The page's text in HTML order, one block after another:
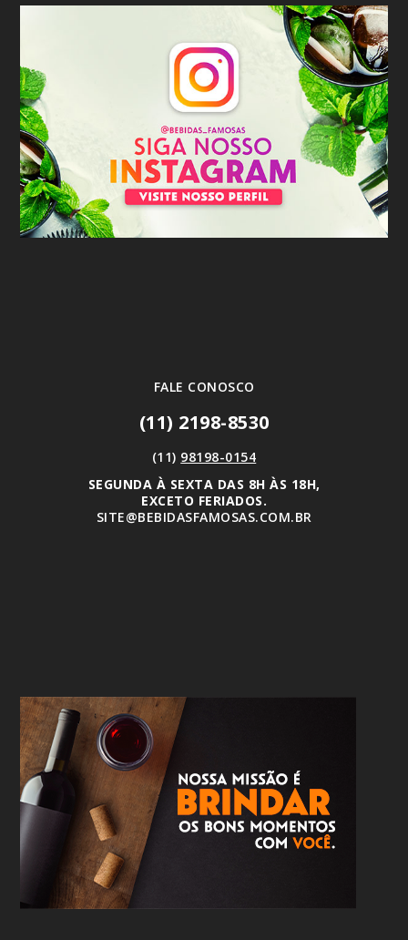
FALE CONOSCO
(11) 2198-8530
(11) 98198-0154
SEGUNDA À SEXTA DAS 8H ÀS 18H,
EXCETO FERIADOS.
SITE@BEBIDASFAMOSAS.COM.BR